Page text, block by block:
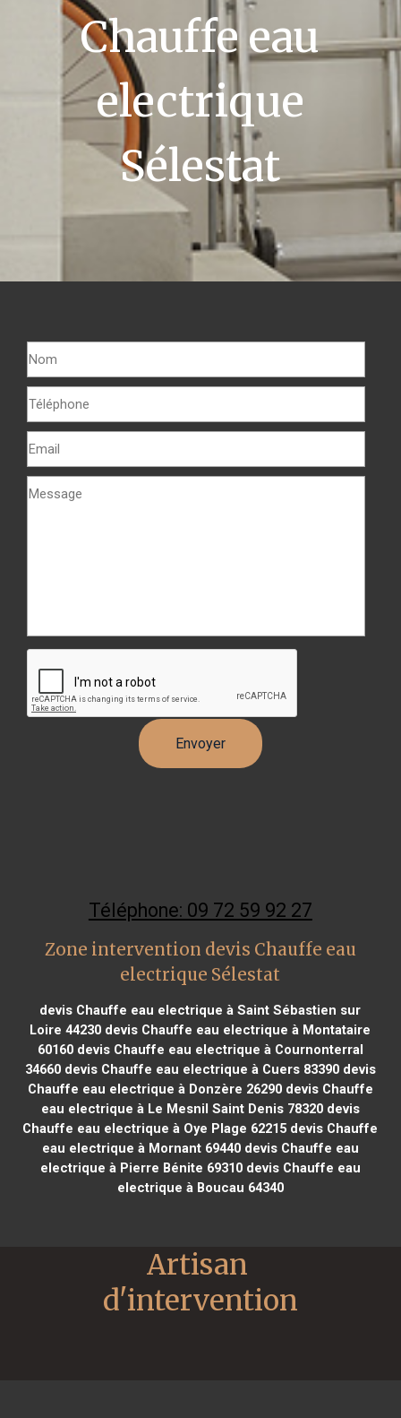
Chauffe eau
electrique
Sélestat
Téléphone: 09 72 59 92 27
Zone intervention devis Chauffe eau
electrique Sélestat
devis Chauffe eau electrique à Saint Sébastien sur
Loire 44230 devis Chauffe eau electrique à Montataire
60160devis Chauffe eau electrique à Cournonterral
34660devis Chauffe eau electrique à Cuers 83390devis
Chauffe eau electrique à Donzère 26290devis Chauffe
eau electrique à Le Mesnil Saint Denis 78320devis
Chauffe eau electrique à Oye Plage 62215 devis Chauffe
eau electrique à Mornant 69440devis Chauffe eau
electrique à Pierre Bénite 69310devis Chauffe eau
electrique à Boucau 64340
Artisan
d'intervention